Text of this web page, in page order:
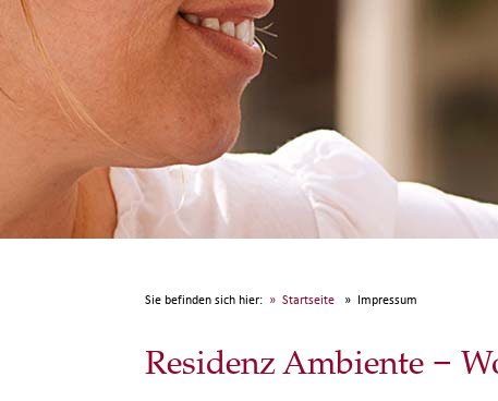
Sie befinden sich hier: Startseite Impressum
Residenz Ambiente −